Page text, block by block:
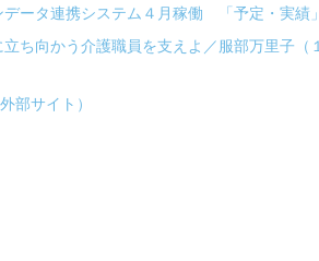
データ連携システム４月稼働 「予定・実績
ち向かう介護職員を支えよ／服部万里子（
部サイト）